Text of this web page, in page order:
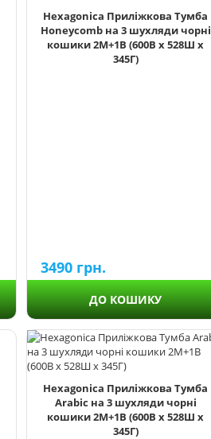
Hexagonica Приліжкова Тумба
Honeycomb на 3 шухляди чорні
кошики 2М+1В (600В х 528Ш х
345Г)
3490 грн.
ДО КОШИКУ
Hexagonica Приліжкова Тумба
Arabic на 3 шухляди чорні
кошики 2М+1В (600В х 528Ш х
345Г)